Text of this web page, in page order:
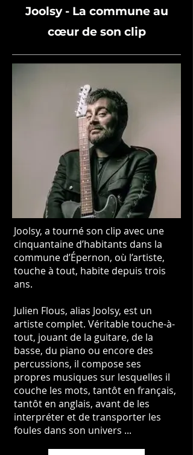
Joolsy - La commune au
cœurde son clip
Joolsy, a tourné son clip avec une
cinquantaine d’habitants dans la
commune d’Épernon, où l’artiste,
touche à tout, habite depuis trois
ans.
Julien Flous, alias Joolsy, est un
artiste complet. Véritable touche-à-
tout, jouant de la guitare, de la
basse, du piano ou encore des
percussions, il compose ses
propres musiques sur lesquelles il
couche les mots, tantôt en français,
tantôt en anglais, avant de les
interpréter et de transporter les
foules dans son univers ...